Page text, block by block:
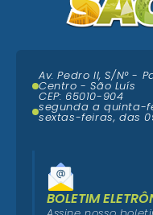
Av. Pedro II, S/N° -
Centro - São Luís
CEP: 65010-904
segunda a quinta-
sextas-feiras, das
BOLETIM